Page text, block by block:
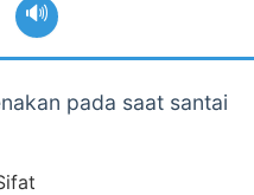
🔊
pada saat santai